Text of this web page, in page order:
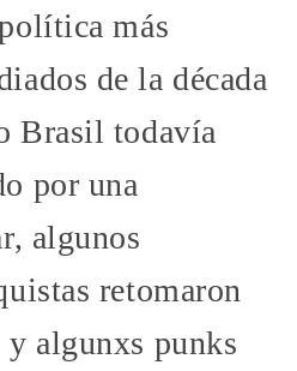
más
de la década
Brasil todavía
por una
algunos
retomaron
algunxs punks